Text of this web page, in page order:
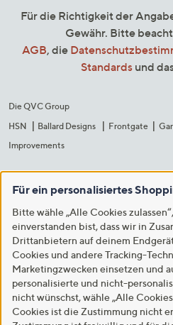
Für die Richtigkeit der
Gewähr. Bitte
AGB, die
Standards und
Die QVC Group
HSN
Ballard Designs Frontgate
Improvements
Für ein personalisiertes
Bitte wähle „Alle Cookies
einverstanden bist, dass wir in
Drittanbietern auf deinem
Cookies und andere Tracking-
Marketingzwecken einsetzen und
personalisierte und nicht-
nicht wünschst, wähle „Alle
Cookies ist die Zustimmung nicht